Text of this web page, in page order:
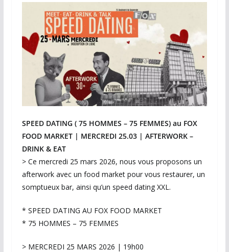
SPEED DATING ( 75 HOMMES – 75 FEMMES) au FOX
FOOD MARKET | MERCREDI 25.03 | AFTERWORK –
DRINK & EAT
> Ce mercredi 25 mars 2026, nous vous proposons un
afterwork avec un food market pour vous restaurer, un
somptueux bar, ainsi qu’un speed dating XXL.
* SPEED DATING AU FOX FOOD MARKET
* 75 HOMMES – 75 FEMMES
> MERCREDI 25 MARS 2026 | 19h00